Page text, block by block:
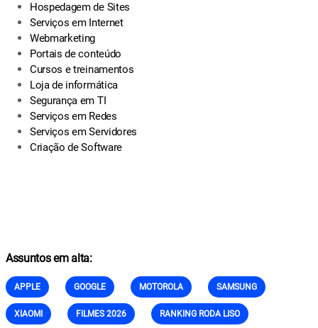
Hospedagem de Sites
Serviços em Internet
Webmarketing
Portais de conteúdo
Cursos e treinamentos
Loja de informática
Segurança em TI
Serviços em Redes
Serviços em Servidores
Criação de Software
Assuntos em alta:
APPLE GOOGLE MOTOROLA SAMSUNG
XIAOMI FILMES 2026 RANKING RODA LISO